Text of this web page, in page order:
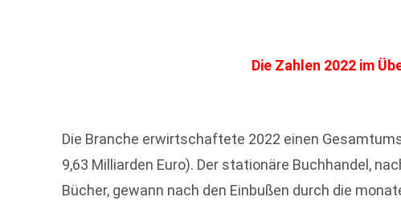
Die Zahlen 2022 im
Die Branche erwirtschaftete 2022 einen
9,63 Milliarden Euro). Der stationäre Buchhandel,
Bücher, gewann nach den Einbußen durch die